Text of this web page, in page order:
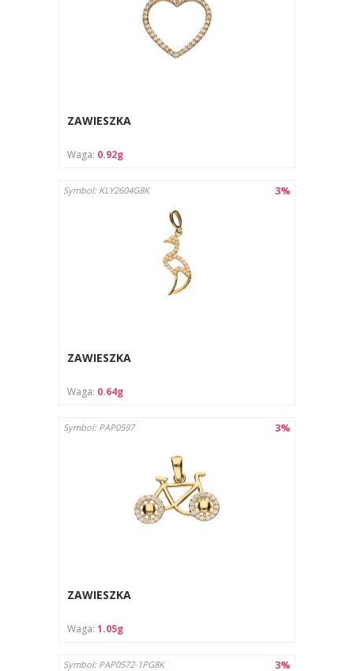
ZAWIESZKA
Waga: 0.92g
3%
Symbol: KLY2604G8K
ZAWIESZKA
Waga: 0.64g
3%
Symbol: PAP0597
ZAWIESZKA
Waga: 1.05g
3%
Symbol: PAP0572-1PG8K